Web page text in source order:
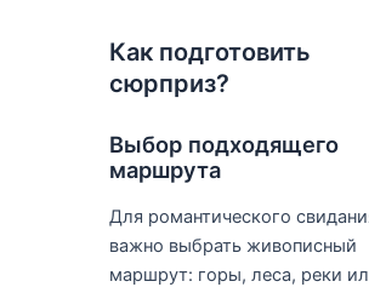
Как подготовить
сюрприз?
Выбор подходящего
маршрута
Для романтического
важно выбрать живописный
маршрут: горы, леса, реки